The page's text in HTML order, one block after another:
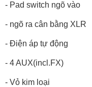
- Pad switch ngõ vào
- ngõ ra cân bằng XLR
- Điện áp tự động
- 4 AUX(incl.FX)
- Vỏ kim loại